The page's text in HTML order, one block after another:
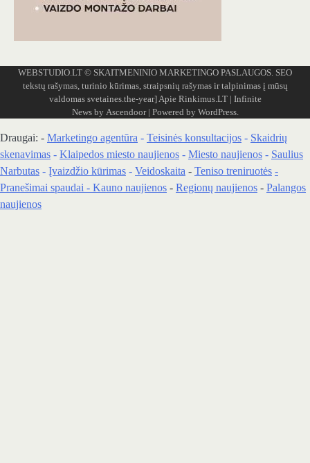
WEBSTUDIO.LT © SKAITMENINIO MARKETINGO PASLAUGOS. SEO
tekstų rašymas, turinio kūrimas, straipsnių rašymas ir talpinimas į mūsų
valdomas svetaines.the-year] Apie Rinkimus.LT| Infinite
News by Ascendoor| Powered by WordPress.
Draugai: - Marketingo agentūra - Teisinės konsultacijos - Skaidrių
skenavimas - Klaipedos miesto naujienos - Miesto naujienos - Saulius
Narbutas - Įvaizdžio kūrimas - Veidoskaita - Teniso treniruotės -
Pranešimai spaudai - Kauno naujienos - Regionų naujienos - Palangos
naujienos